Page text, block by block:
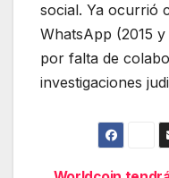
social. Ya ocurrió
WhatsApp (2015
por falta de
investigaciones